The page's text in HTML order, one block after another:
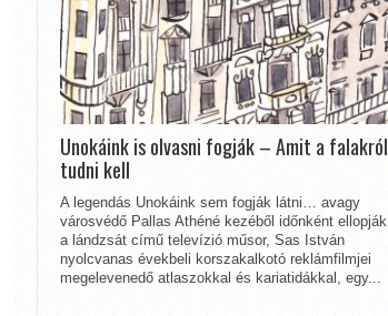
Unokáink is olvasni fogják – Amit a falakról
tudni kell
A legendás Unokáink sem fogják látni… avagy
városvédő Pallas Athéné kezéből időnként ellopják
a lándzsát című televízió műsor, Sas István
nyolcvanas évekbeli korszakalkotó reklámfilmjei
megelevenedő atlaszokkal és kariatidákkal, egy...